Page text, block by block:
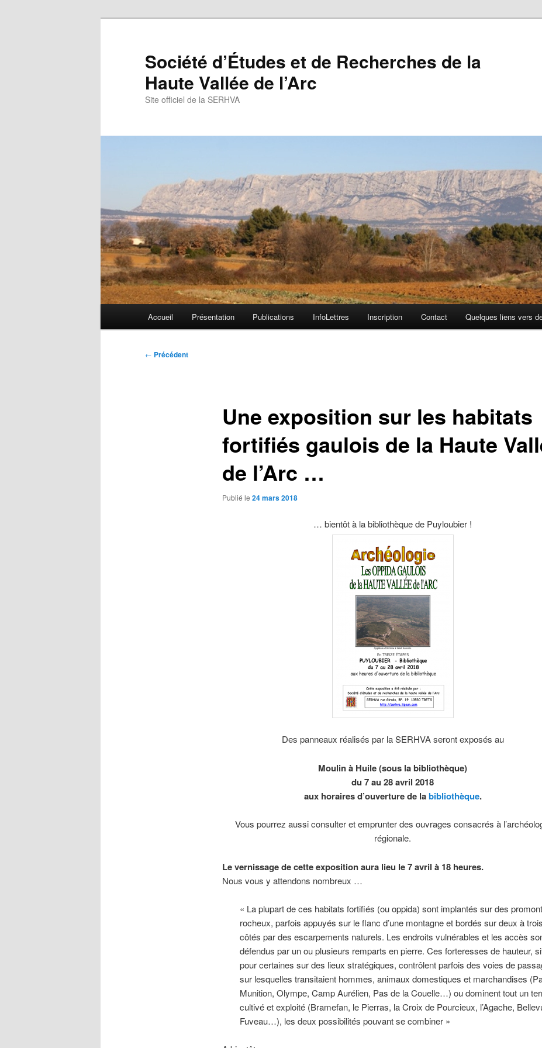
Société d’Études et de Recherches de la
Haute Vallée de l’Arc
Site officiel de la SERHVA
Accueil Présentation Publications InfoLettres Inscription Contact Quelques liens vers
Navigation
← Précédent
Une exposition sur les habitats
fortifiés gaulois de la Haute
de l’Arc …
Publié le 24 mars 2018
… bientôt à la bibliothèque de Puyloubier !
Des panneaux réalisés par la SERHVA seront exposés au
Moulin à Huile (sous la bibliothèque)
du 7 au 28 avril 2018
aux horaires d’ouverture de labibliothèque.
Vous pourrez aussi consulter et emprunter des ouvrages consacrés à
régionale.
Le vernissage de cette exposition aura lieu le 7 avril à 18 heures.
Nous vous y attendons nombreux …
« La plupart de ces habitats fortifiés (ou oppida) sont implantés sur des
rocheux, parfois appuyés sur le flanc d’une montagne et bordés sur deux à trois
côtés par des escarpements naturels. Les endroits vulnérables et les accès
défendus par un ou plusieurs remparts en pierre. Ces forteresses de hauteur,
pour certaines sur des lieux stratégiques, contrôlent parfois des voies de
sur lesquelles transitaient hommes, animaux domestiques et marchandises
Munition, Olympe, Camp Aurélien, Pas de la Couelle…) ou dominent tout un
cultivé et exploité (Bramefan, le Pierras, la Croix de Pourcieux, l’Agache,
Fuveau…), les deux possibilités pouvant se combiner »